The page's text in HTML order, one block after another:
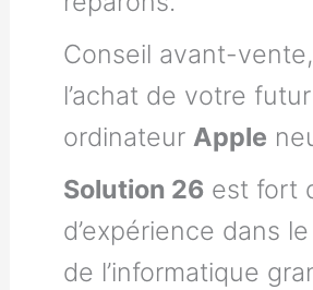
Conseil avant-
l’achat de votre futur
ordinateurApple
Solution 26 est fort
d’expérience dans
de l’informatique